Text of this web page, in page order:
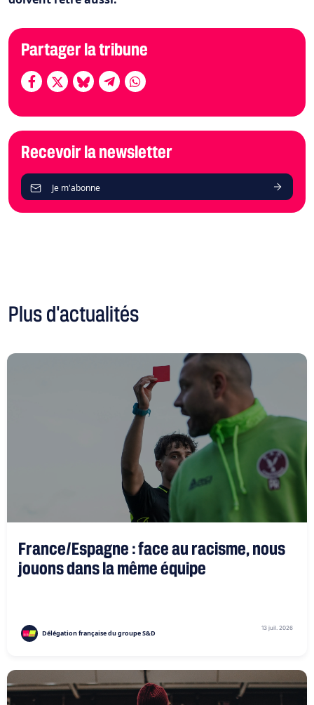
Partager la tribune
Recevoir la newsletter
Je m'abonne
Plus d'actualités
France/Espagne : face au racisme, nous
jouons dans la même équipe
Délégation française du groupe S&D
13 juil. 2026